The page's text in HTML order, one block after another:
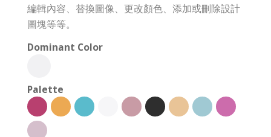
編輯內容、替換圖像、更改顏色、添加或刪除設計
圖塊等等。
Dominant Color
Palette